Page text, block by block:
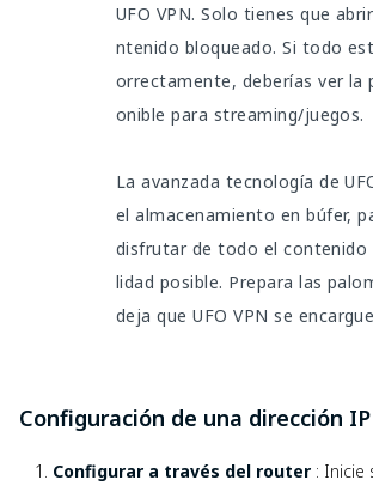
UFO VPN. Solo tienes que
ntenido bloqueado. Si todo
orrectamente, deberías ver la
onible para streaming/juegos.
La avanzada tecnología de
el almacenamiento en búfer,
disfrutar de todo el contenido
lidad posible. Prepara las
deja que UFO VPN se
Configuración de una dirección
Configurar a través del router : Inicie